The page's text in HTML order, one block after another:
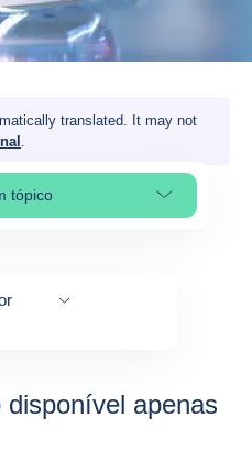
translated. It may not
.
tópico
page section
apenas